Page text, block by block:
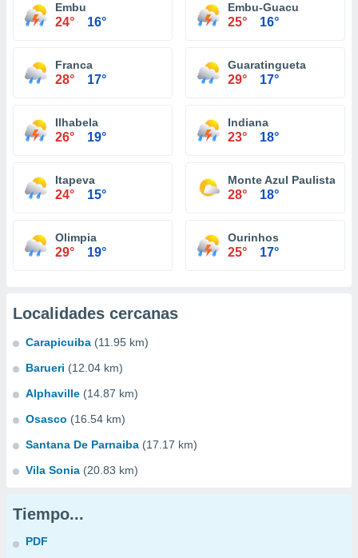
Embu
24° 16°
Embu-Guacu
25° 16°
Franca
28° 17°
Guaratingueta
29° 17°
Ilhabela
26° 19°
Indiana
23° 18°
Itapeva
24° 15°
Monte Azul Paulista
28° 18°
Olimpia
29° 19°
Ourinhos
25° 17°
Localidades cercanas
Carapicuiba (11.95 km)
Barueri (12.04 km)
Alphaville (14.87 km)
Osasco (16.54 km)
Santana De Parnaiba (17.17 km)
Vila Sonia (20.83 km)
Tiempo...
PDF